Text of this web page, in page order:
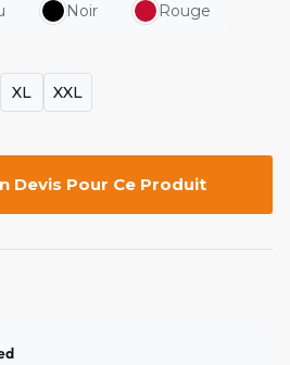
Noir Rouge
XL XXL
Devis Pour Ce Produit